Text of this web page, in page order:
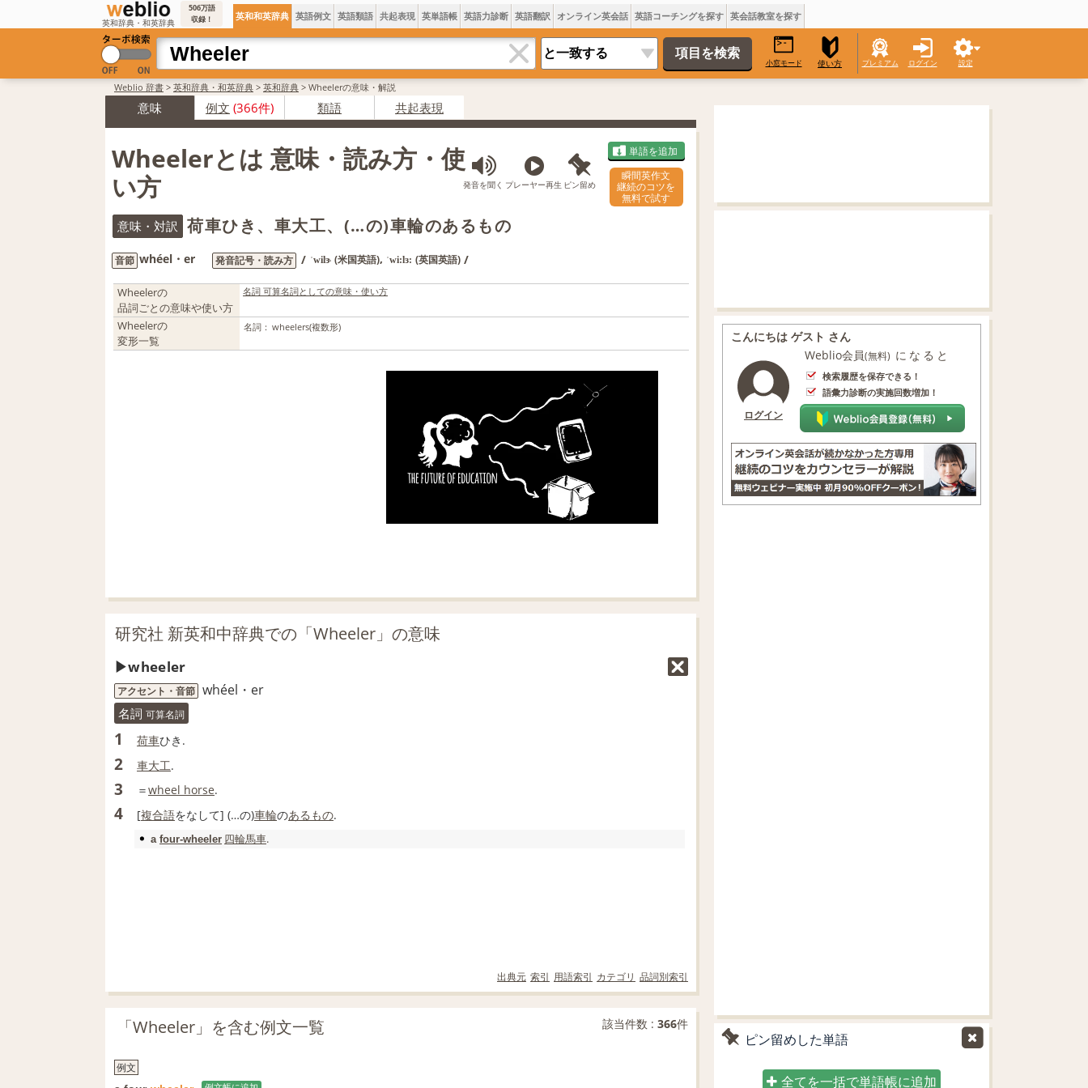
英和辞典・和英辞典
506万語
収録！
英和和英辞典 英語例文 英語類語 共起表現 英単語帳 英語力診断 英語翻訳 オンライン英会話 英語コーチングを探す 英会話教室を探す
小窓モード 使い方 プレミアム ログイン 設定
Weblio 辞書 > 英和辞典・和英辞典 > 英和辞典 > Wheelerの意味・解説
意味 例文 (366件) 類語 共起表現
Wheelerとは 意味・読み方・使
い方
発音を聞く プレーヤー再生 ピン留め
単語を追加
瞬間英作文
継続のコツを
無料で試す
意味・対訳 荷車ひき、車大工、(…の)車輪のあるもの
音節 whéel・er 発音記号・読み方 / ˈwilɝ (米国英語), ˈwi:lɜ: (英国英語) /
Wheelerの
品詞ごとの意味や使い方
名詞 可算名詞としての意味・使い方
Wheelerの
変形一覧
名詞： wheelers(複数形)
研究社 新英和中辞典での「Wheeler」の意味
wheeler
アクセント・音節 whéel・er
名詞 可算名詞
1 荷車ひき.
2 車大工.
3 ＝wheel horse.
4 [複合語をなして] (…の)車輪のあるもの.
a four‐wheeler 四輪馬車.
出典元 索引 用語索引 カテゴリ 品詞別索引
「Wheeler」を含む例文一覧 該当件数 : 366件
例文
こんにちは ゲスト さん
ログイン
Weblio会員(無料) になると
検索履歴を保存できる！
語彙力診断の実施回数増加！
ピン留めした単語
全てを一括で単語帳に追加